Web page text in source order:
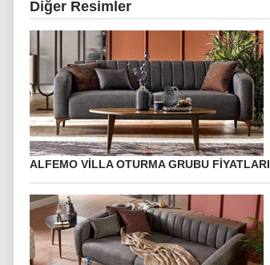
Diğer Resimler
ALFEMO VILLA OTURMA GRUBU FIYATLARI